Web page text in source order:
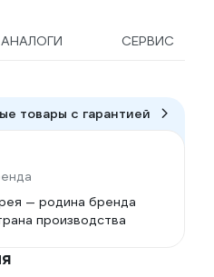
АНАЛОГИ СЕРВИС
товары c гарантией
— родина бренда
производства